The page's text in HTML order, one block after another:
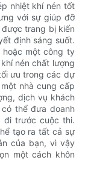
nhiệt khí nén tốt
với sự giúp đỡ
trang bị kiến
định sáng suốt.
hoặc một công ty
nén chất lượng
ưu trong các dự
nhà cung cấp
dịch vụ khách
thể đưa doanh
đi trước cuộc thi.
tạo ra tất cả sự
của bạn, vì vậy
một cách khôn